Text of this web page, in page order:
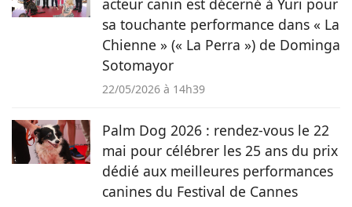
acteur canin est décerné à Yuri pour
sa touchante performance dans « La
Chienne » (« La Perra ») de Dominga
Sotomayor
22/05/2026 à 14h39
Palm Dog 2026 : rendez-vous le 22
mai pour célébrer les 25 ans du prix
dédié aux meilleures performances
canines du Festival de Cannes